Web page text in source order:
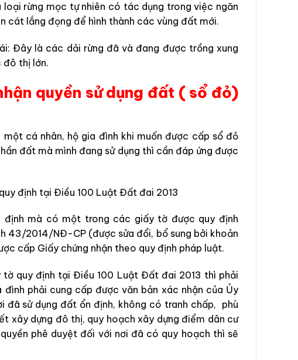
rừng mọc tự nhiên có tác dụng trong việc ngăn
cát lắng đọng để hình thành các vùng đất mới.
Đây là các dải rừng đã và đang được trồng xung
đô thị lớn.
quyền sử dụng đất ( sổ đỏ)
cá nhân, hộ gia đình khi muốn được cấp sổ đỏ
đất mà mình đang sử dụng thì cần đáp ứng được
định tại Điều 100 Luật Đất đai 2013
định mà có một trong các giấy tờ được quy định
43/2014/NĐ-CP (được sửa đổi, bổ sung bởi khoản
cấp Giấy chứng nhận theo quy định pháp luật.
quy định tại Điều 100 Luật Đất đai 2013 thì phải
phải cung cấp được văn bản xác nhận của Ủy
đã sử dụng đất ổn định, không có tranh chấp, phù
xây dựng đô thị, quy hoạch xây dựng điểm dân cư
phê duyệt đối với nơi đã có quy hoạch thì sẽ